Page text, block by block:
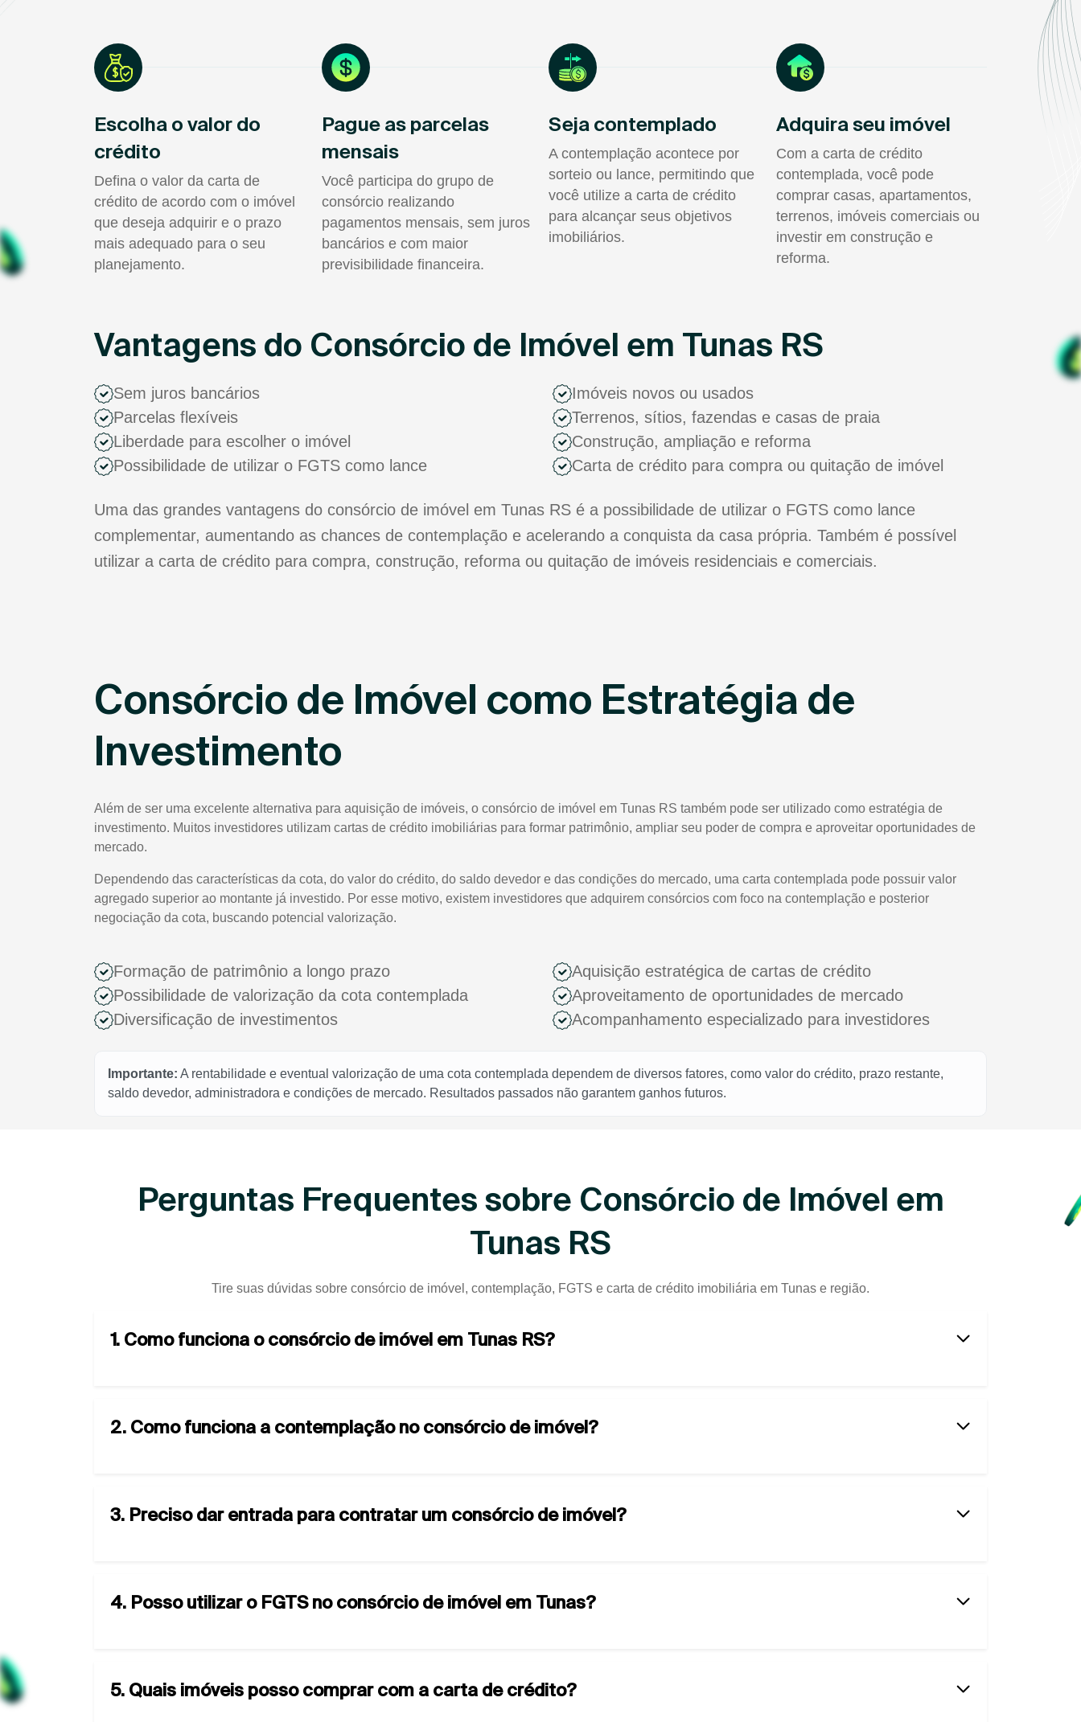
Escolha o valor do
crédito
Defina o valor da carta de
crédito de acordo com o imóvel
que deseja adquirir e o prazo
mais adequado para o seu
planejamento.
Pague as parcelas
mensais
Você participa do grupo de
consórcio realizando
pagamentos mensais, sem juros
bancários e com maior
previsibilidade financeira.
Seja contemplado
A contemplação acontece por
sorteio ou lance, permitindo que
você utilize a carta de crédito
para alcançar seus objetivos
imobiliários.
Adquira seu imóvel
Com a carta de crédito
contemplada, você pode
comprar casas, apartamentos,
terrenos, imóveis comerciais ou
investir em construção e
reforma.
Vantagens do Consórcio de Imóvel em Tunas RS
Sem juros bancários
Parcelas flexíveis
Liberdade para escolher o imóvel
Possibilidade de utilizar o FGTS como lance
Imóveis novos ou usados
Terrenos, sítios, fazendas e casas de praia
Construção, ampliação e reforma
Carta de crédito para compra ou quitação de imóvel
Uma das grandes vantagens do consórcio de imóvel em Tunas RS é a possibilidade de utilizar o FGTS como lance
complementar, aumentando as chances de contemplação e acelerando a conquista da casa própria. Também é possível
utilizar a carta de crédito para compra, construção, reforma ou quitação de imóveis residenciais e comerciais.
Consórcio de Imóvel como Estratégia de
Investimento
Além de ser uma excelente alternativa para aquisição de imóveis, o consórcio de imóvel em Tunas RS também pode ser utilizado como estratégia de
investimento. Muitos investidores utilizam cartas de crédito imobiliárias para formar patrimônio, ampliar seu poder de compra e aproveitar oportunidades de
mercado.
Dependendo das características da cota, do valor do crédito, do saldo devedor e das condições do mercado, uma carta contemplada pode possuir valor
agregado superior ao montante já investido. Por esse motivo, existem investidores que adquirem consórcios com foco na contemplação e posterior
negociação da cota, buscando potencial valorização.
Formação de patrimônio a longo prazo
Possibilidade de valorização da cota contemplada
Diversificação de investimentos
Aquisição estratégica de cartas de crédito
Aproveitamento de oportunidades de mercado
Acompanhamento especializado para investidores
Importante: A rentabilidade e eventual valorização de uma cota contemplada dependem de diversos fatores, como valor do crédito, prazo restante,
saldo devedor, administradora e condições de mercado. Resultados passados não garantem ganhos futuros.
Perguntas Frequentes sobre Consórcio de Imóvel em
Tunas RS
Tire suas dúvidas sobre consórcio de imóvel, contemplação, FGTS e carta de crédito imobiliária em Tunas e região.
1. Como funciona o consórcio de imóvel em Tunas RS?
2. Como funciona a contemplação no consórcio de imóvel?
3. Preciso dar entrada para contratar um consórcio de imóvel?
4. Posso utilizar o FGTS no consórcio de imóvel em Tunas?
5. Quais imóveis posso comprar com a carta de crédito?